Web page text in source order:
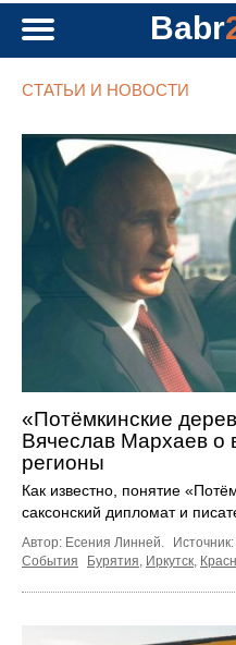
Babr
СТАТЬИ И НОВОСТИ
«Потёмкинские
Вячеслав Мархаев о
регионы
Как известно, понятие
саксонский дипломат и
Автор: Есения Линней. Источник:
События
Бурятия Иркутск